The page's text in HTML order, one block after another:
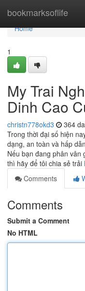
bookmarksoflife
Home
Home
1
My Trai
Dinh Cao
christn778okd3 364
Trong thời đại số hiện
dạng, an toàn và hấp
Nếu bạn đang phân
thì hãy để tôi chia sẻ trải
Comments
Comments
Submit a Comment
No HTML